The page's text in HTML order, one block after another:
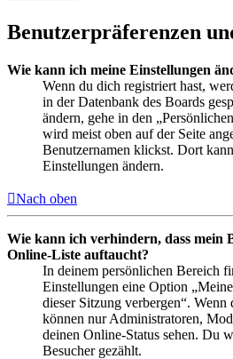
Benutzerpräferenzen
Wie kann ich meine Einstellungen
Wenn du dich registriert hast,
in der Datenbank des Boards
ändern, gehe in den
wird meist oben auf der Seite
Benutzernamen klickst. Dort
Einstellungen ändern.
Nach oben
Wie kann ich verhindern, dass mein
Online-Liste auftaucht?
In deinem persönlichen Bereich
Einstellungen eine Option
dieser Sitzung verbergen“. Wenn
können nur Administratoren,
deinen Online-Status sehen. Du
Besucher gezählt.